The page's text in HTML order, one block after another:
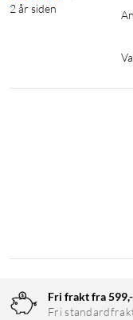
2 år siden
Fri frakt fra 599,-
Fri